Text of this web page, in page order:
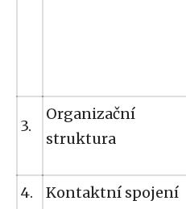
3.
Organizační
struktura
4. Kontaktní spojení